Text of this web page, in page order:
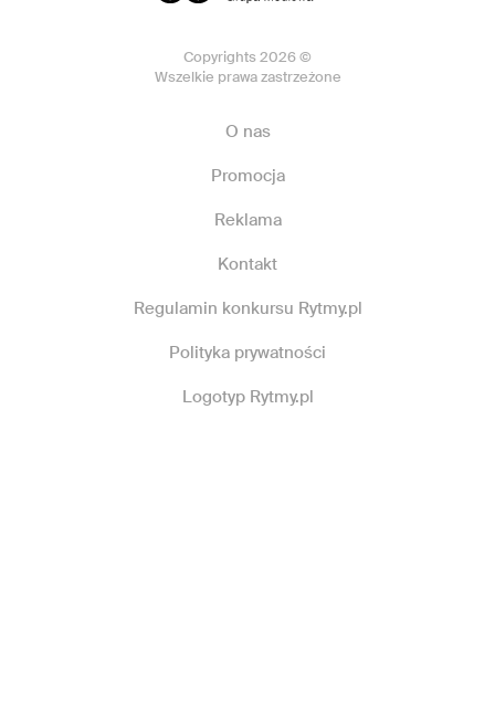
Copyrights 2026 ©
Wszelkie prawa zastrzeżone
O nas
Promocja
Reklama
Kontakt
Regulamin konkursu Rytmy.pl
Polityka prywatności
Logotyp Rytmy.pl